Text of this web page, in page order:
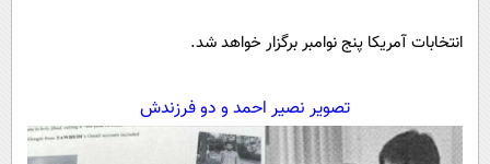
انتخابات آمریکا پنج نوامبر برگزار خواهد شد.
تصویر نصیر احمد و دو فرزندش